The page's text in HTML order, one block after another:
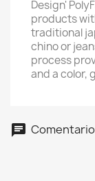
Design'
products
traditional
chino or
process
and a color,
chat